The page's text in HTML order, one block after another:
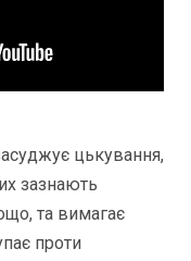
цькування,
зазнають
та вимагає
проти